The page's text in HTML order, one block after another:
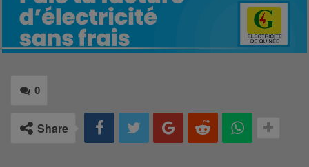
0
Share